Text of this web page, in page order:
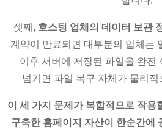
셋째, 호스팅 업체의 데이터 보관
계약이 만료되면 대부분의 업체는
이후 서버에 저장된 파일을 완전
넘기면 파일 복구 자체가 물리
이 세 가지 문제가 복합적으로 작용
구축한 홈페이지 자산이 한순간에